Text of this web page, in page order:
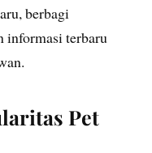
berbagi
informasi terbaru
Pet